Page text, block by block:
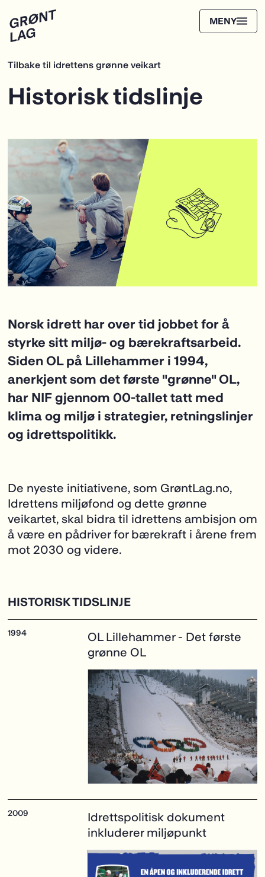
Tilbake til idrettens grønne veikart
Norsk idrett har over tid jobbet for å
styrke sitt miljø- og bærekraftsarbeid.
Siden OL på Lillehammer i 1994,
anerkjent som det første "grønne" OL,
har NIF gjennom 00-tallet tatt med
klima og miljø i strategier, retningslinjer
og idrettspolitikk.
De nyeste initiativene, som GrøntLag.no,
Idrettens miljøfond og dette grønne
veikartet, skal bidra til idrettens ambisjon om
å være en pådriver for bærekraft i årene frem
mot 2030 og videre.
HISTORISK TIDSLINJE
OL Lillehammer- Det første
grønne OL
Idrettspolitisk dokument
inkluderer miljøpunkt